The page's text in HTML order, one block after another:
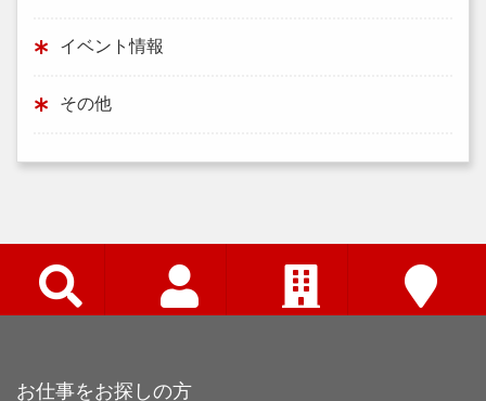
イベント情報
その他
お仕事をお探しの方